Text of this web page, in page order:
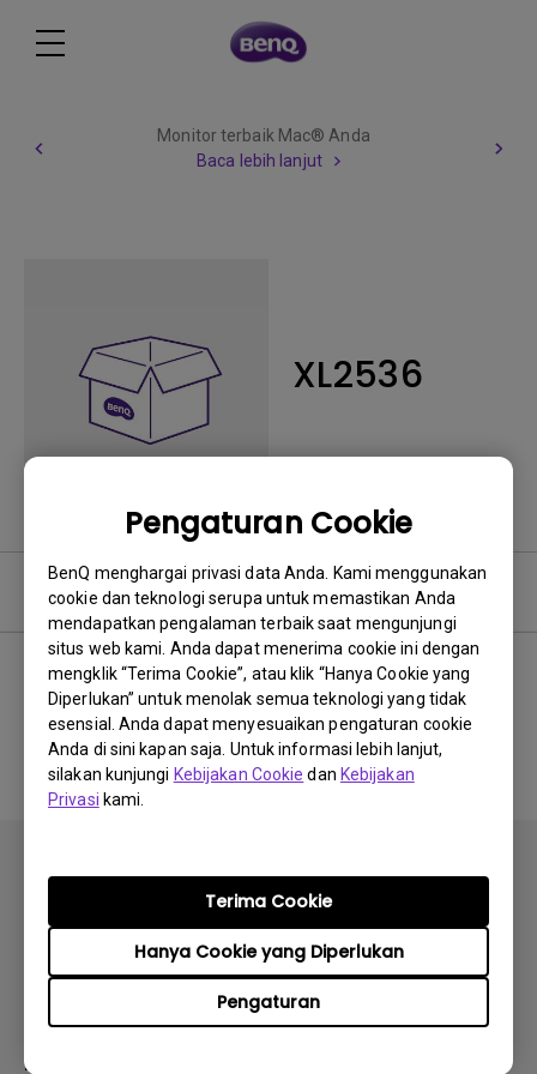
Pengaturan Cookie
BenQ menghargai privasi data Anda. Kami menggunakan
cookie dan teknologi serupa untuk memastikan Anda
mendapatkan pengalaman terbaik saat mengunjungi
situs web kami. Anda dapat menerima cookie ini dengan
mengklik “Terima Cookie”, atau klik “Hanya Cookie yang
Diperlukan” untuk menolak semua teknologi yang tidak
esensial. Anda dapat menyesuaikan pengaturan cookie
Anda di sini kapan saja. Untuk informasi lebih lanjut,
silakan kunjungi Kebijakan Cookie dan Kebijakan
Privasi kami.
Pengaturan
Hanya Cookie yang Diperlukan
Terima Cookie
Monitor terbaik Mac® Anda
Baca lebih lanjut
XL2536
Pertanyaan umum
Tidak ada FAQ terkait
Berlangganan
Produk